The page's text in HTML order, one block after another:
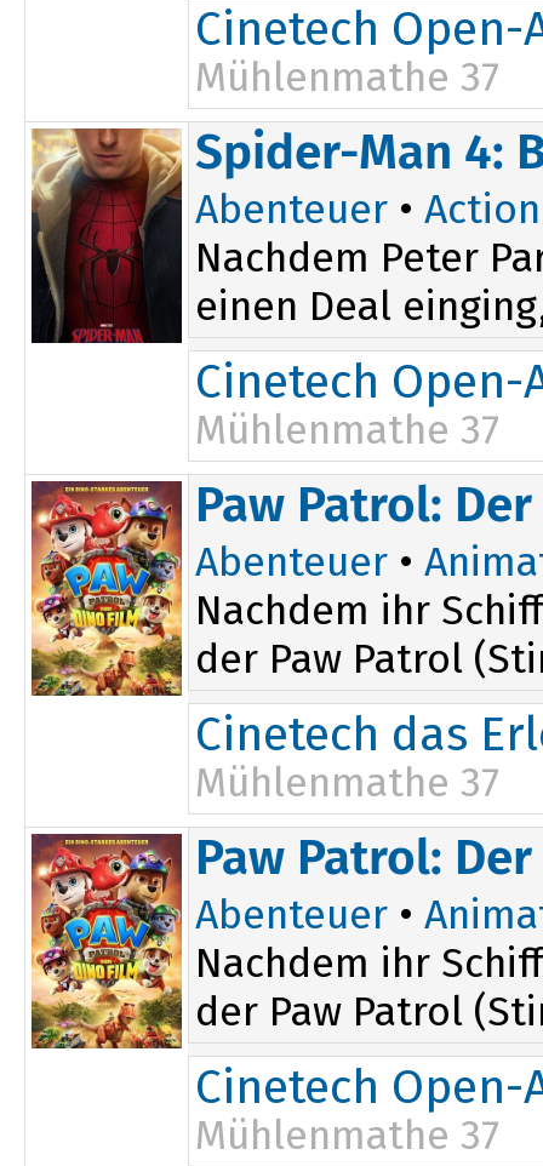
Cinetech Open-
Mühlenmathe 37
17:15
20:15
Spider-Man 4:
Abenteuer • Action
Nachdem Peter
einen Deal
Cinetech Open-
Mühlenmathe 37
14:15
16:45
19:45
Paw Patrol:
Abenteuer •
Nachdem ihr
der Paw Patrol
Cinetech das
Mühlenmathe 37
14:15
17:15
Paw Patrol:
Abenteuer •
Nachdem ihr
der Paw Patrol
Cinetech Open-
Mühlenmathe 37